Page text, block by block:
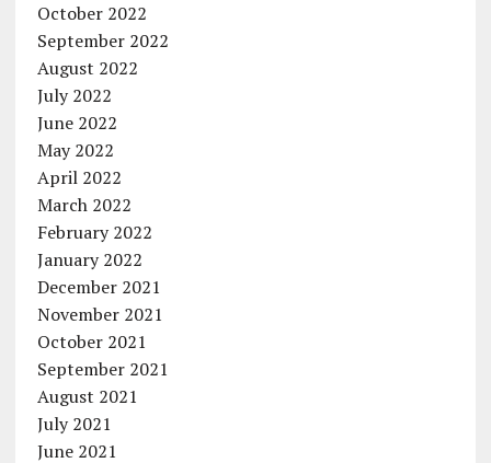
October 2022
September 2022
August 2022
July 2022
June 2022
May 2022
April 2022
March 2022
February 2022
January 2022
December 2021
November 2021
October 2021
September 2021
August 2021
July 2021
June 2021